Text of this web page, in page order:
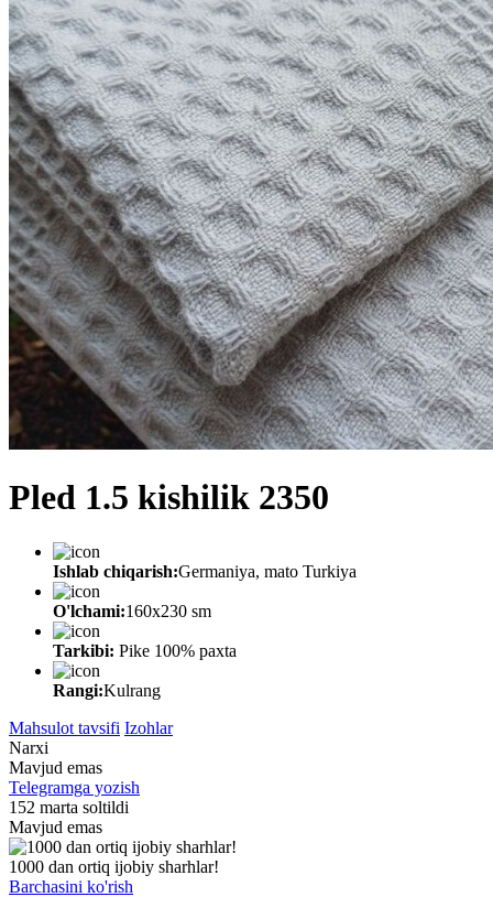
Pled 1.5 kishilik 2350
Ishlab chiqarish:Germaniya, mato Turkiya
O'lchami:160х230 sm
Tarkibi: Pike 100% paxta
Rangi:Kulrang
Mahsulot tavsifi Izohlar
Narxi
Mavjud emas
Telegramga yozish
152 marta soltildi
Mavjud emas
1000 dan ortiq ijobiy sharhlar!
Barchasini ko'rish